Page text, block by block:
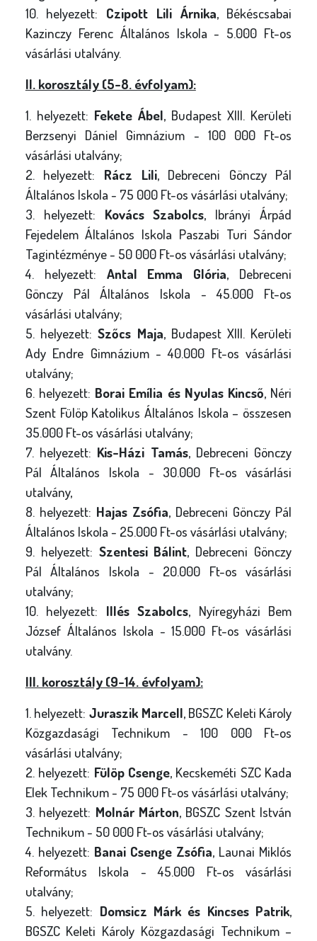
10. helyezett: Czipott Lili Árnika, Békéscsabai
Kazinczy Ferenc Általános Iskola - 5.000 Ft-os
vásárlási utalvány.
II. korosztály (5-8. évfolyam):
1. helyezett: Fekete Ábel, Budapest XIII. Kerületi
Berzsenyi Dániel Gimnázium - 100 000 Ft-os
vásárlási utalvány;
2. helyezett: Rácz Lili, Debreceni Gönczy Pál
Általános Iskola - 75 000 Ft-os vásárlási utalvány;
3. helyezett: Kovács Szabolcs, Ibrányi Árpád
Fejedelem Általános Iskola Paszabi Turi Sándor
Tagintézménye - 50 000 Ft-os vásárlási utalvány;
4. helyezett: Antal Emma Glória, Debreceni
Gönczy Pál Általános Iskola - 45.000 Ft-os
vásárlási utalvány;
5. helyezett:Szőcs Maja, Budapest XIII. Kerületi
Ady Endre Gimnázium - 40.000 Ft-os vásárlási
utalvány;
6. helyezett: Borai Emília és Nyulas Kincső, Néri
Szent Fülöp Katolikus Általános Iskola – összesen
35.000 Ft-os vásárlási utalvány;
7. helyezett: Kis-Házi Tamás, Debreceni Gönczy
Pál Általános Iskola - 30.000 Ft-os vásárlási
utalvány,
8. helyezett: Hajas Zsófia, Debreceni Gönczy Pál
Általános Iskola - 25.000 Ft-os vásárlási utalvány;
9. helyezett: Szentesi Bálint, Debreceni Gönczy
Pál Általános Iskola - 20.000 Ft-os vásárlási
utalvány;
10. helyezett: Illés Szabolcs, Nyíregyházi Bem
József Általános Iskola - 15.000 Ft-os vásárlási
utalvány.
III. korosztály (9-14. évfolyam):
1. helyezett: Juraszik Marcell, BGSZC Keleti Károly
Közgazdasági Technikum - 100 000 Ft-os
vásárlási utalvány;
2. helyezett: Fülöp Csenge, Kecskeméti SZC Kada
Elek Technikum - 75 000 Ft-os vásárlási utalvány;
3. helyezett: Molnár Márton, BGSZC Szent István
Technikum - 50 000 Ft-os vásárlási utalvány;
4. helyezett: Banai Csenge Zsófia, Launai Miklós
Református Iskola - 45.000 Ft-os vásárlási
utalvány;
5. helyezett: Domsicz Márk és Kincses Patrik,
BGSZC Keleti Károly Közgazdasági Technikum –